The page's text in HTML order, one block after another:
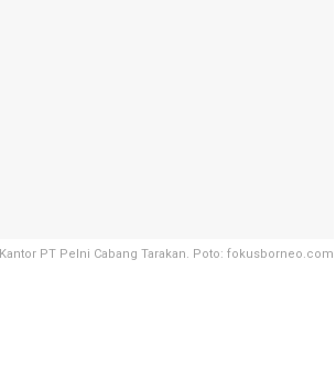
Kantor PT Pelni Cabang Tarakan. Poto: fokusborneo.com